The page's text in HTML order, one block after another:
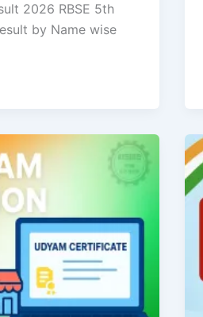
2026 RBSE 5th
by Name wise